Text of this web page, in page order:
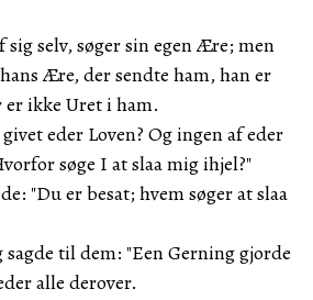
sig selv, søger sin egen Ære; men
Ære, der sendte ham, han er
ikke Uret i ham.
eder Loven? Og ingen af eder
søge I at slaa mig ihjel?"
"Du er besat; hvem søger at slaa
sagde til dem: "Een Gerning gjorde
alle derover.